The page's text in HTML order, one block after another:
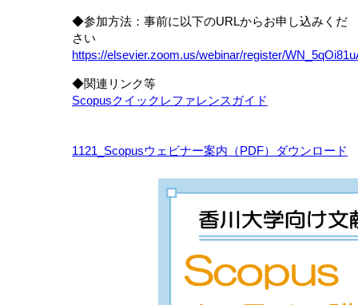
◆参加方法：事前に以下のURLからお申し込みくだ
さい
https://elsevier.zoom.us/webinar/register/
◆関連リンク等
Scopusクイックレファレンスガイド
1121_Scopusウェビナー案内（PDF）ダウンロード